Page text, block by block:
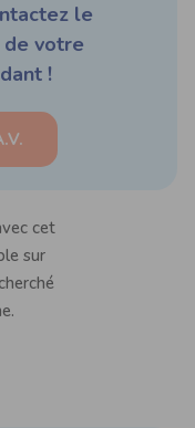
le
votre
!
cet
sur